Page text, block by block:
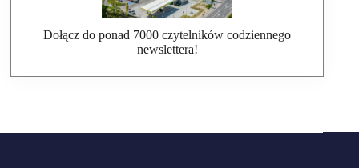
Dołącz do ponad 7000 czytelników codziennego
newslettera!